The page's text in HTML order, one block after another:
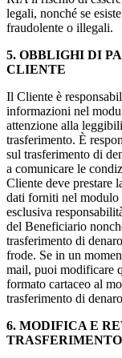
legali, nonché se
fraudolente o illegali.
5. OBBLIGHI DI
CLIENTE
Il Cliente è
informazioni nel
attenzione alla
trasferimento. È
sul trasferimento di
a comunicare le
Cliente deve prestare
dati forniti nel modulo
esclusiva
del Beneficiario
trasferimento di
frode. Se in un
mail, puoi modificare
formato cartaceo al
trasferimento di
6. MODIFICA E